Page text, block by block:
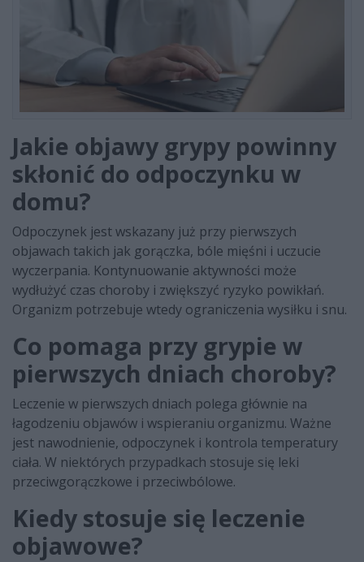
Jakie objawy grypy powinny
skłonić do odpoczynku w
domu?
Odpoczynek jest wskazany już przy pierwszych
objawach takich jak gorączka, bóle mięśni i uczucie
wyczerpania. Kontynuowanie aktywności może
wydłużyć czas choroby i zwiększyć ryzyko powikłań.
Organizm potrzebuje wtedy ograniczenia wysiłku i snu.
Co pomaga przy grypie w
pierwszych dniach choroby?
Leczenie w pierwszych dniach polega głównie na
łagodzeniu objawów i wspieraniu organizmu. Ważne
jest nawodnienie, odpoczynek i kontrola temperatury
ciała. W niektórych przypadkach stosuje się leki
przeciwgorączkowe i przeciwbólowe.
Kiedy stosuje się leczenie
objawowe?